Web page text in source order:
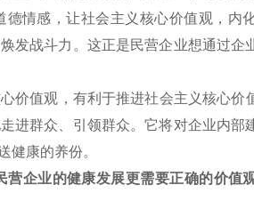
情感，让社会主义核心价值观，内
发战斗力。这正是民营企业想通过企
价值观，有利于推进社会主义核心价
进群众、引领群众。它将对企业内部
健康的养份。
企业的健康发展更需要正确的价值